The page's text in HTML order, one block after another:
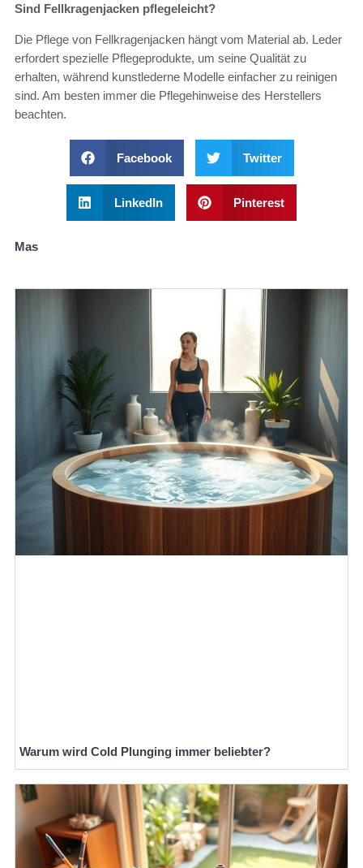
Sind Fellkragenjacken pflegeleicht?
Die Pflege von Fellkragenjacken hängt vom Material ab. Leder
erfordert spezielle Pflegeprodukte, um seine Qualität zu
erhalten, während kunstlederne Modelle einfacher zu reinigen
sind. Am besten immer die Pflegehinweise des Herstellers
beachten.
Facebook Twitter
LinkedIn Pinterest
Mas
Warum wird Cold Plunging immer beliebter?